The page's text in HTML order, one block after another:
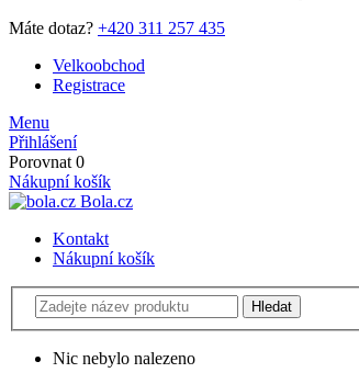
Máte dotaz? +420 311 257 435
Velkoobchod
Registrace
Menu
Přihlášení
Porovnat 0
Nákupní košík
Bola.cz
Kontakt
Nákupní košík
Nic nebylo nalezeno